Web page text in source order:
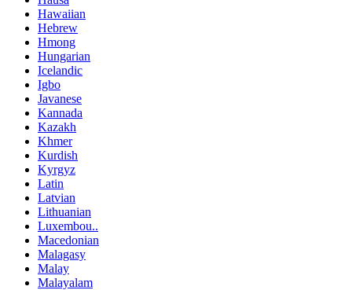
Hawaiian
Hebrew
Hmong
Hungarian
Icelandic
Igbo
Javanese
Kannada
Kazakh
Khmer
Kurdish
Kyrgyz
Latin
Latvian
Lithuanian
Luxembou..
Macedonian
Malagasy
Malay
Malayalam